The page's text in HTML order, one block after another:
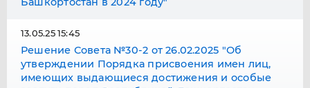
Решение Совета №30-2 от 26.02.2025 "Об
утверждении Порядка присвоения имен лиц,
имеющих выдающиеся достижения и особые
13.05.25 15:45